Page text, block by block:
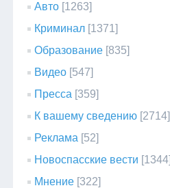
Авто [1263]
Криминал [1371]
Образование [835]
Видео [547]
Пресса [359]
К вашему сведению [2714]
Реклама [52]
Новоспасские вести [1344]
Мнение [322]